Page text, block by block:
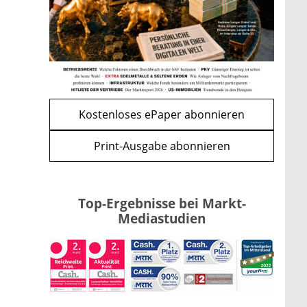
WEITERE ARTIKEL
zurückweiter
bremsen den CLARITY Act
mehr
Kostenloses ePaper abonnieren
Print-Ausgabe abonnieren
Top-Ergebnisse bei Markt-
Mediastudien